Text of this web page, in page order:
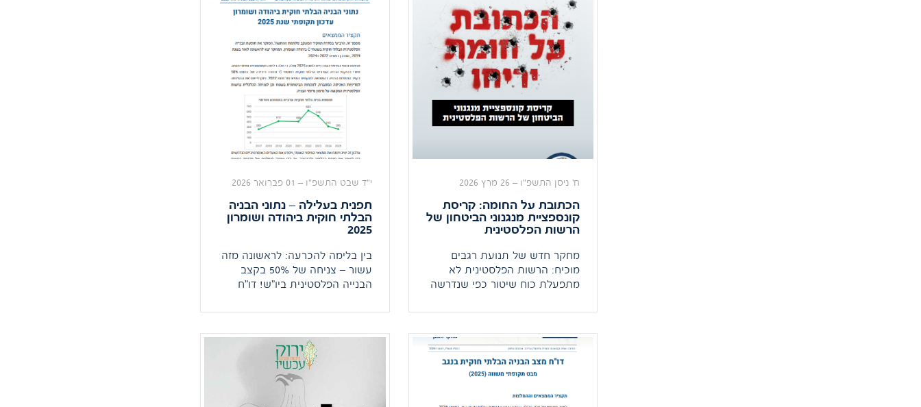
כי בשנים אלו זינק מספר המבנים
הבלתי חוקיים בשטחי האש
ביהודה ושומרון בשיעור של
כ-560%, ועומד על 5,722 מבנים.
קראו […]
ח' ניסן התשפ"ו – 26 מרץ 2026
הכתובת על החומה: קריסת
קונספציית מנגנוני הביטחון של
הרשות הפלסטינית
מחקר חדש של תנועת רגבים
מוכיח: הרשות הפלסטינית לא
מתפעלת כוח שיטור כפי שנדרשה
מאמנת כוח קומנדו מיוחד עם
בנוי, לחימת לילה, כיבוש ערים
ועוד. מדינת ישראל וצה"ל עדיין
מתייחסים לרש"פ כאל אחת
שמדובר בפועל בצבא שמאומן
י"ד שבט התשפ"ו – 01 פברואר 2026
תפנית בעלילה – נתוני הבניה
הבלתי חוקית ביהודה ושומרון
2025
בין בלימה להכרעה: לראשונה מזה
עשור – צניחה של 50% בקצב
הבנייה הפלסטינית ביו"ש! דו"ח
חושף שינוי מגמה דרמטי בשטח:
בשטחי C נחתך בחצי בהשוואה
לשנות השיא. מאיר דויטש, מנכ"ל
רגבים: "מדובר בהישג של מדיניות
אכיפה ונוכחות בשטח, אך
המערכה רחוקה מסיום – הרש"פ